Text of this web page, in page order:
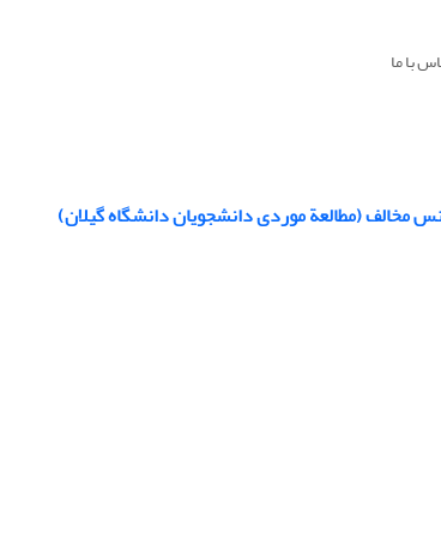
با ما
مخالف (مطالعة موردی دانشجویان دانشگاه گیلان)